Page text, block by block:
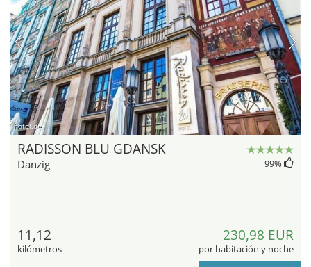
hotel.de
RADISSON BLU GDANSK
Danzig 99%
11,12
kilómetros
230,98 EUR
por habitación y noche